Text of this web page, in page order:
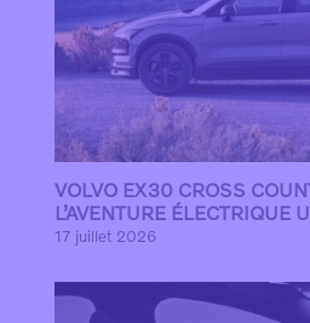
VOLVO EX30 CROSS
L’AVENTURE ÉLECTRIQUE
17 juillet 2026